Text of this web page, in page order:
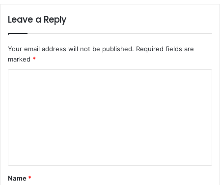
Leave a Reply
Your email address will not be published. Required fields are
marked *
t
*
Name *